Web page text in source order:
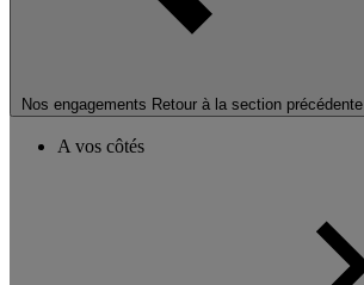
Nos engagements Retour à la section précédente
A vos côtés